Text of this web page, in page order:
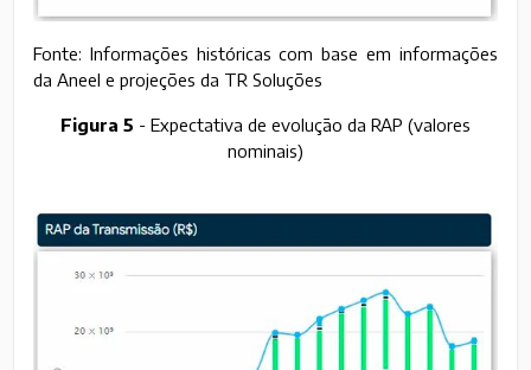
Fonte: Informações históricas com base em informações
da Aneel e projeções da TR Soluções
Figura 5 - Expectativa de evolução da RAP (valores
nominais)